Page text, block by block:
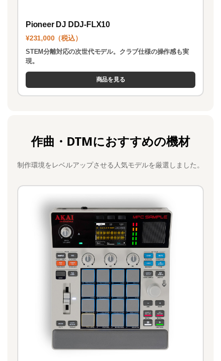
Pioneer DJ DDJ-FLX10
¥231,000（税込）
STEM分離対応の次世代モデル。クラブ仕様の操作感も実
現。
商品を見る
作曲・DTMにおすすめの機材
制作環境をレベルアップさせる人気モデルを厳選しました。